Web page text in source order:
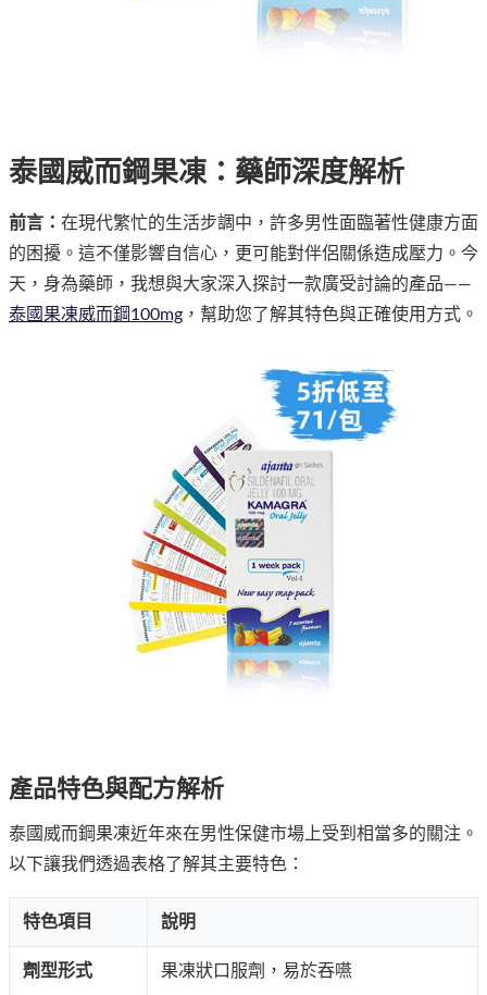
泰國威而鋼果凍：藥師深度解析
前言： 在現代繁忙的生活步調中，許多男性面臨著性健康方面
的困擾。這不僅影響自信心，更可能對伴侶關係造成壓力。今
天，身為藥師，我想與大家深入探討一款廣受討論的產品——
泰國果凍威而鋼100mg ，幫助您了解其特色與正確使用方式。
產品特色與配方解析
泰國威而鋼果凍近年來在男性保健市場上受到相當多的關注。
以下讓我們透過表格了解其主要特色：
特色項目 說明
劑型形式 果凍狀口服劑，易於吞嚥